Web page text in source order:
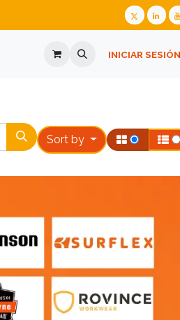
GAFAS GRADUADASINICIAR SESIÓN
Sort by